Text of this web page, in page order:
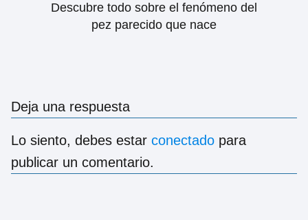
Descubre todo sobre el fenómeno del
pez parecido que nace
Deja una respuesta
Lo siento, debes estar conectado para
publicar un comentario.